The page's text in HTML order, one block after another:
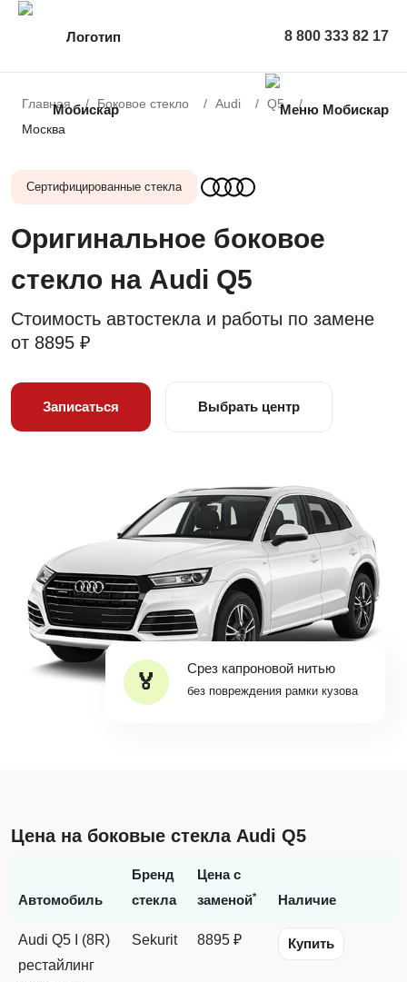
8 800 333 82 17
Главная Боковое стекло Audi
Q5
Москва
Сертифицированные стекла
Оригинальное боковое
стекло на Audi Q5
Стоимость автостекла и работы по замене
от 8895 ₽
Записаться Выбрать центр
Срез капроновой нитью
без повреждения рамки кузова
Цена на боковые стекла Audi Q5
Автомобиль
Бренд
стекла
Цена с
заменой* Наличие
Audi Q5 I (8R)
рестайлинг
Sekurit 8895 ₽ Купить